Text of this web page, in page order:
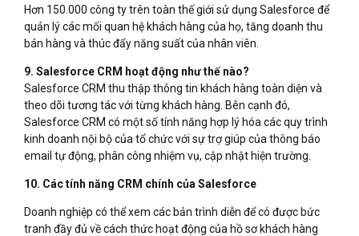
Hơn 150.000 công ty trên toàn thế giới sử dụng Salesforce để
quản lý các mối quan hệ khách hàng của họ, tăng doanh thu
bán hàng và thúc đẩy năng suất của nhân viên.
9. Salesforce CRM hoạt động như thế nào?
Salesforce CRM thu thập thông tin khách hàng toàn diện và
theo dõi tương tác với từng khách hàng. Bên cạnh đó,
Salesforce CRM có một số tính năng hợp lý hóa các quy trình
kinh doanh nội bộ của tổ chức với sự trợ giúp của thông báo
email tự động, phân công nhiệm vụ, cập nhật hiện trường.
10. Các tính năng CRM chính của Salesforce
Doanh nghiệp có thể xem các bản trình diễn để có được bức
tranh đầy đủ về cách thức hoạt động của hồ sơ khách hàng